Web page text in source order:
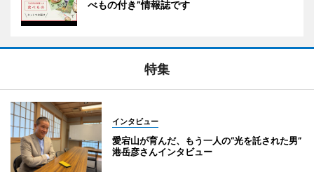
べもの付き”情報誌です
特集
インタビュー
愛宕山が育んだ、もう一人の“光を託された男”
港岳彦さんインタビュー